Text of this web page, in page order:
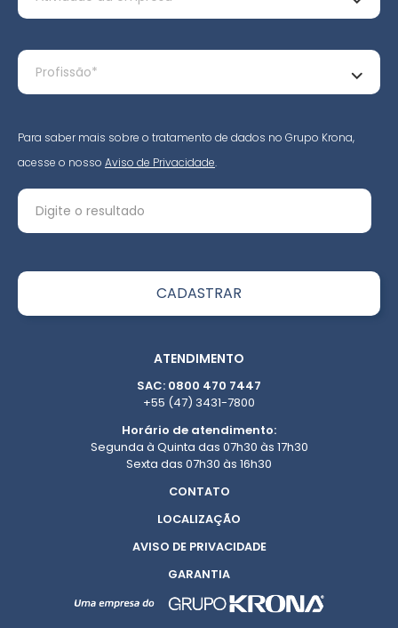
Para saber mais sobre o tratamento de dados no Grupo Krona,
acesse o nosso Aviso de Privacidade.
ATENDIMENTO
SAC: 0800 470 7447
+55 (47) 3431-7800
Horário de atendimento:
Segunda à Quinta das 07h30 às 17h30
Sexta das 07h30 às 16h30
CONTATO
LOCALIZAÇÃO
AVISO DE PRIVACIDADE
GARANTIA